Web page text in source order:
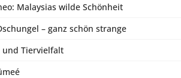
Malaysias wilde Schönheit
– ganz schön strange
und Tiervielfalt